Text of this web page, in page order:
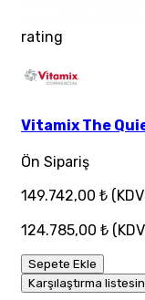
rating
Vitamix The
Ön Sipariş
149.742,00 ₺
124.785,00 ₺
Sepete Ekle
Karşılaştırma